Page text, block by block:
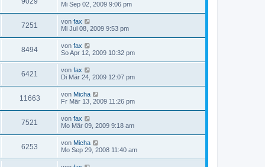
Mi Sep 02, 2009 9:06 pm
7251 von fax
Mi Jul 08, 2009 9:53 pm
8494 von fax
So Apr 12, 2009 10:32 pm
6421 von fax
Di Mär 24, 2009 12:07 pm
11663 von Micha
Fr Mär 13, 2009 11:26 pm
7521 von fax
Mo Mär 09, 2009 9:18 am
6253 von Micha
Mo Sep 29, 2008 11:40 am